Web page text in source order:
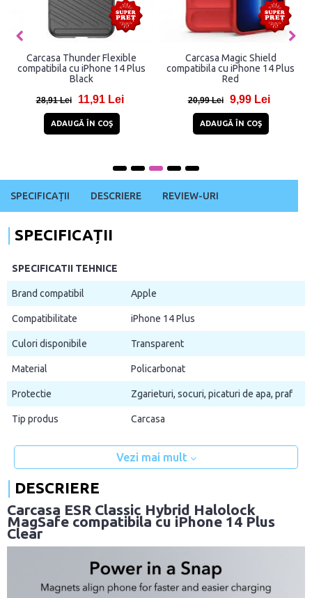
Carcasa Thunder Flexible
compatibila cu iPhone 14 Plus
Black
28,91 Lei 11,91 Lei
ADAUGĂ ÎN COŞ
Carcasa Magic Shield
compatibila cu iPhone 14 Plus
Red
20,99 Lei 9,99 Lei
ADAUGĂ ÎN COŞ
SPECIFICAȚII DESCRIERE REVIEW-URI
SPECIFICAȚII
SPECIFICATII TEHNICE
Brand compatibil Apple
Compatibilitate iPhone 14 Plus
Culori disponibile Transparent
Material Policarbonat
Protectie Zgarieturi, socuri, picaturi de apa, praf
Tip produs Carcasa
Vezi mai mult
DESCRIERE
Carcasa ESR Classic Hybrid Halolock
MagSafe compatibila cu iPhone 14 Plus
Clear